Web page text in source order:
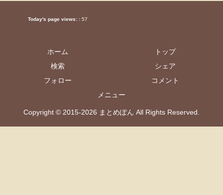
Today's page views: : 57
ホーム
トップ
検索
シェア
フォロー
コメント
メニュー
Copyright © 2015-2026 まとめぽん All Rights Reserved.